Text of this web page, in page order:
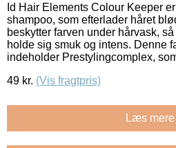
Id Hair Elements Colour Keeper
shampoo, som efterlader håret
beskytter farven under hårvask,
holde sig smuk og intens. Denne
indeholder Prestylingcomplex,
49 kr. (Vis fragtpris)
Læs